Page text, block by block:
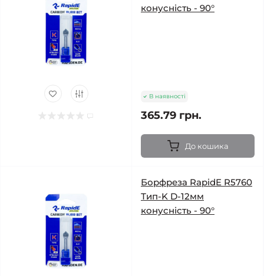
конусність - 90°
В наявності
365.79 грн.
До кошика
Борфреза RapidE R5760
Тип-K D-12мм
конусність - 90°